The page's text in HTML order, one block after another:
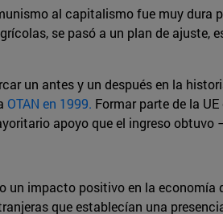
al capitalismo fue muy dura
se pasó a un plan de ajuste,
un antes y un después en la
OTAN en 1999. Formar parte de la
apoyo que el ingreso obtuvo
un impacto positivo en la
que establecían una